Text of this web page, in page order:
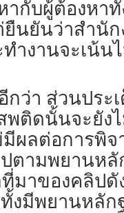
ากับผู้ต้องหา​
ยืนยันว่าสำนั
งานจะเน้น
กว่า ส่วนปร
พติด​นั้น​จะยัง
ผลต่อการพิจ
ตามพยานห
มาของคลิปดั
งมีพยานหลัก